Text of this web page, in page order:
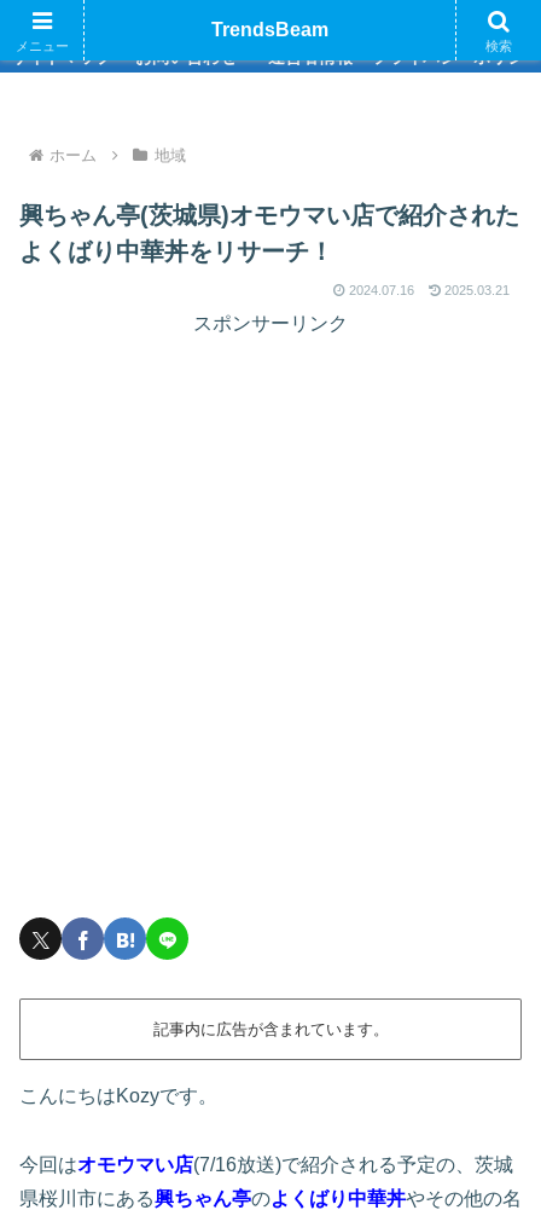
巷のトレンド情報をお届けいたします
サイトマップ お問い合わせ 運営者情報 プライバシーポリシー
ホーム 地域
興ちゃん亭(茨城県)オモウマい店で紹介された
よくばり中華丼をリサーチ！
2024.07.16 2025.03.21
スポンサーリンク
記事内に広告が含まれています。
こんにちはKozyです。
今回はオモウマい店(7/16放送)で紹介される予定の、茨城
県桜川市にある興ちゃん亭のよくばり中華丼やその他の名
メニュー
TrendsBeam
検索